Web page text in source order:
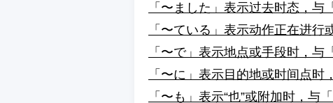
「〜ました」表示过去时态，与
「〜ている」表示动作正在进
「〜で」表示地点或手段时，与
「〜に」表示目的地或时间点时
「〜も」表示“也”或附加时，与